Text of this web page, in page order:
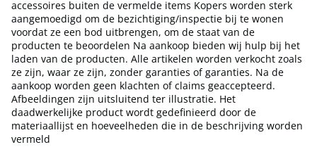
accessoires buiten de vermelde items Kopers worden sterk
aangemoedigd om de bezichtiging/inspectie bij te wonen
voordat ze een bod uitbrengen, om de staat van de
producten te beoordelen Na aankoop bieden wij hulp bij het
laden van de producten. Alle artikelen worden verkocht zoals
ze zijn, waar ze zijn, zonder garanties of garanties. Na de
aankoop worden geen klachten of claims geaccepteerd.
Afbeeldingen zijn uitsluitend ter illustratie. Het
daadwerkelijke product wordt gedefinieerd door de
materiaallijst en hoeveelheden die in de beschrijving worden
vermeld